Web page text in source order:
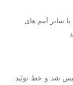
سایر آیتم های
شد و خط تولید